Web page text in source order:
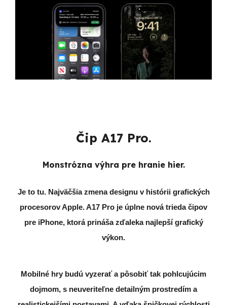
Čip A17 Pro.
Monstrózna výhra pre hranie hier.
Je to tu. Najväčšia zmena designu v histórii grafických
procesorov Apple. A17 Pro je úplne nová trieda čipov
pre iPhone, ktorá prináša zďaleka najlepší grafický
výkon.
Mobilné hry budú vyzerať a pôsobiť tak pohlcujúcim
dojmom, s neuveriteľne detailným prostredím a